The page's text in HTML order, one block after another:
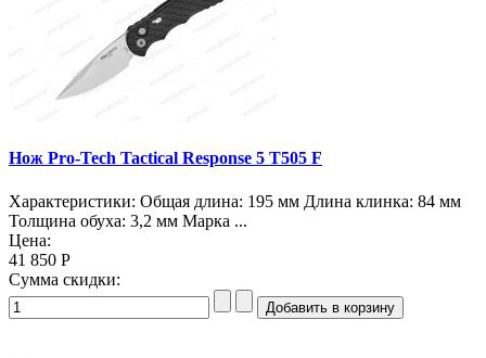
Нож Pro-Tech Tactical Response 5 T505 F
Характеристики: Общая длина: 195 мм Длина клинка: 84 мм
Толщина обуха: 3,2 мм Марка ...
Цена:
41 850 Р
Сумма скидки: